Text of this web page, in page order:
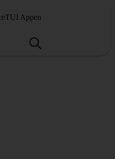
TUI Appen